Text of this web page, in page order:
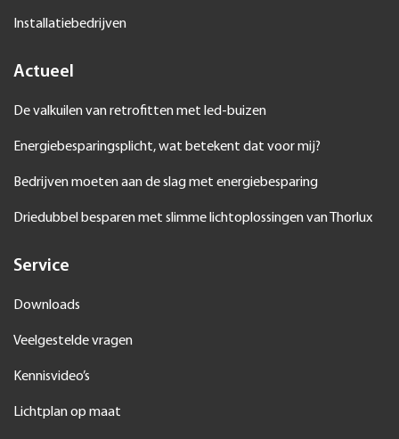
Installatiebedrijven
Actueel
De valkuilen van retrofitten met led-buizen
Energiebesparingsplicht, wat betekent dat voor mij?
Bedrijven moeten aan de slag met energiebesparing
Driedubbel besparen met slimme lichtoplossingen van Thorlux
Service
Downloads
Veelgestelde vragen
Kennisvideo’s
Lichtplan op maat